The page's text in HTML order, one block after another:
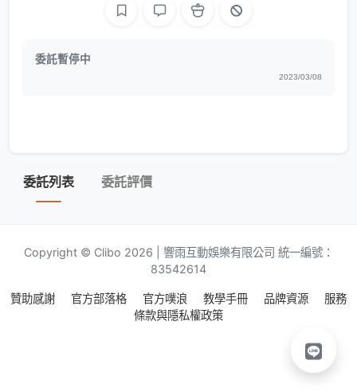
委託暫停中
2023/03/08
委託列表 委託評價
Copyright © Clibo 2026 | 響雨互動娛樂有限公司 統一編號：
83542614
贊助感謝 官方部落格 官方噗浪 教學手冊 品牌資源
服務
條款與隱私權政策